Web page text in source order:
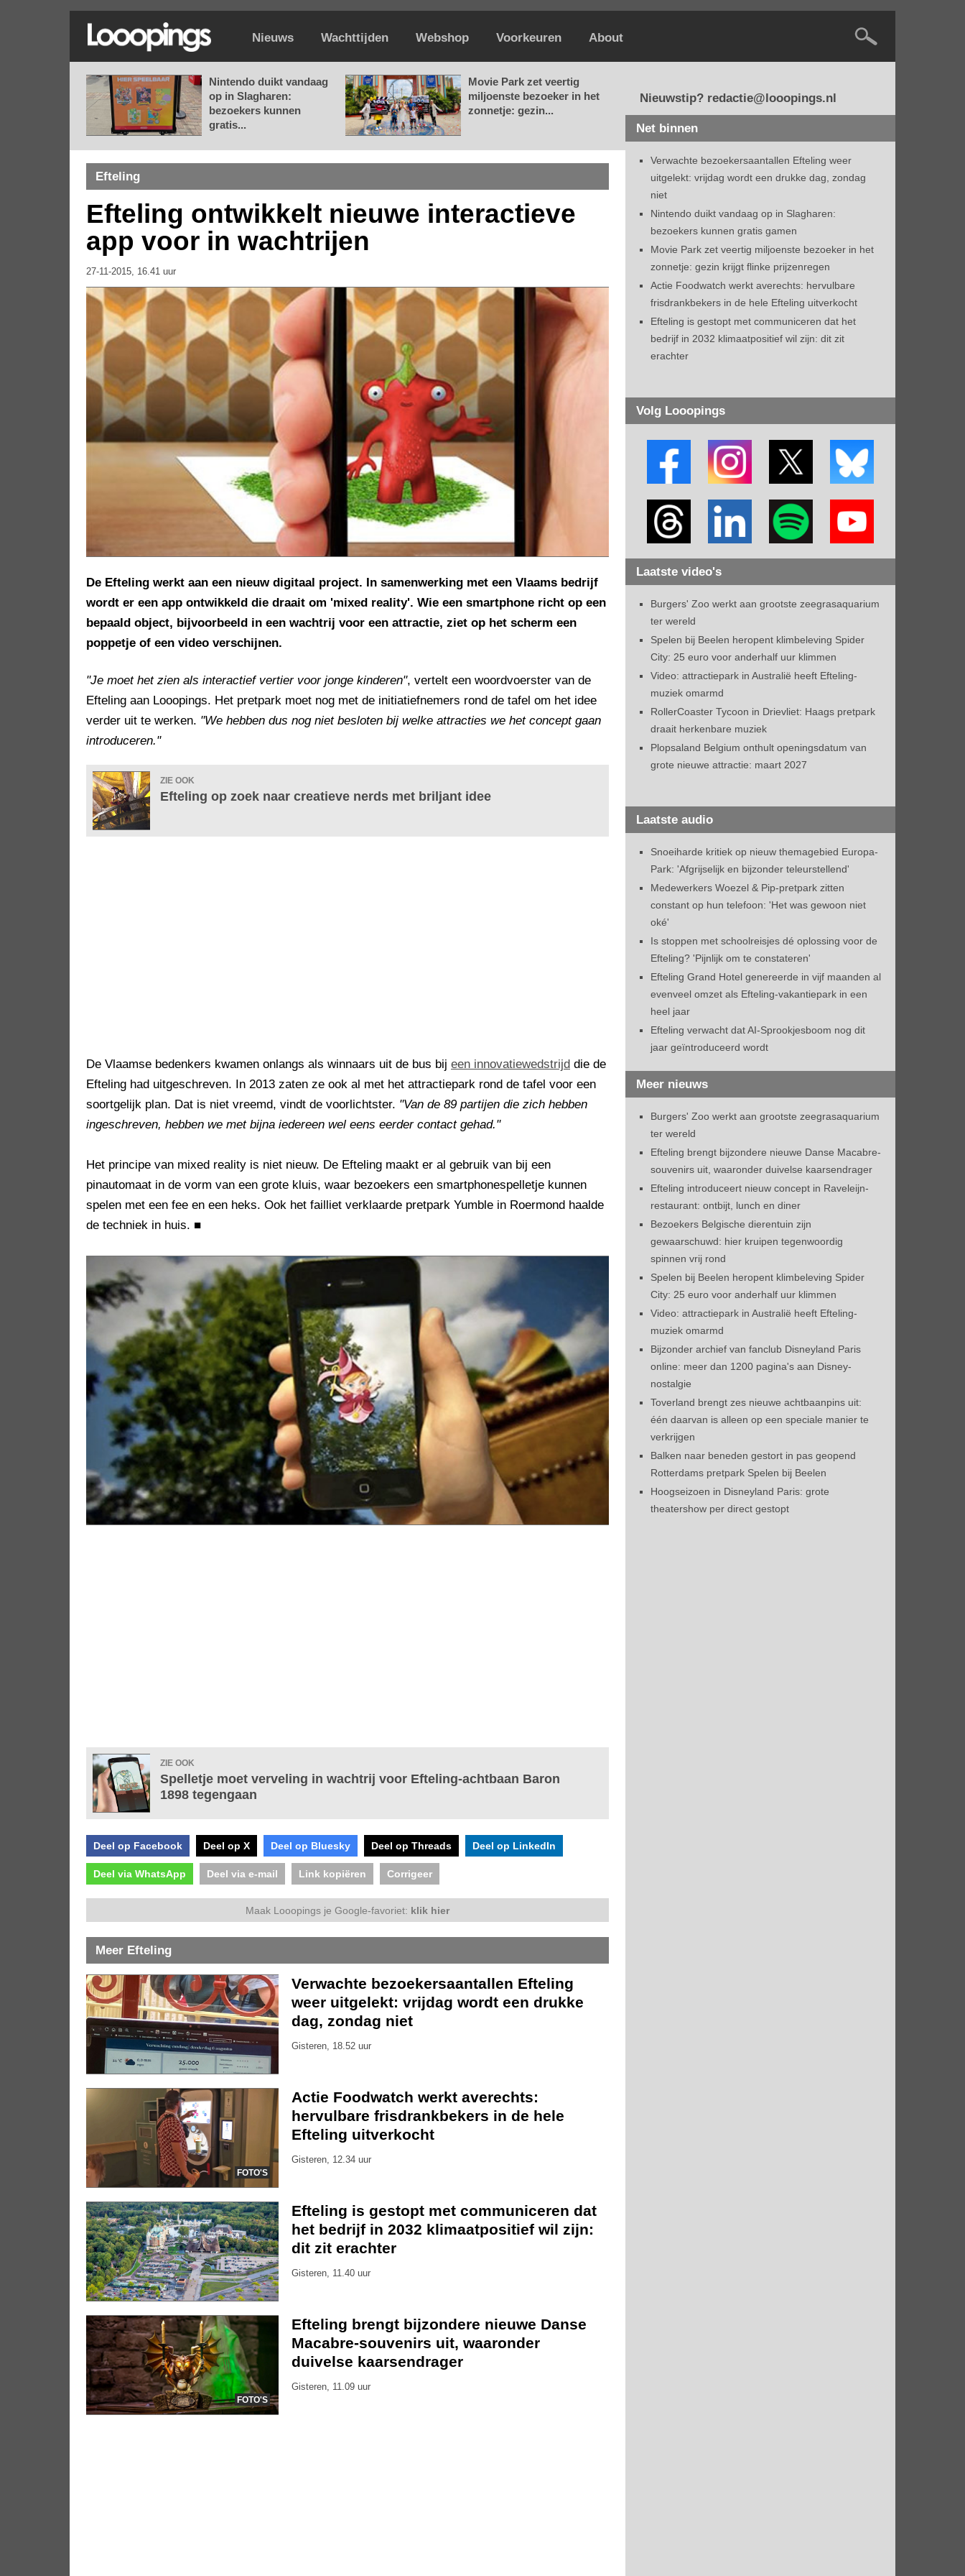
Nieuws Wachttijden Webshop Voorkeuren About
Nintendo duikt vandaag
op in Slagharen:
bezoekers kunnen
gratis...
Movie Park zet veertig
miljoenste bezoeker in het
zonnetje: gezin...
Efteling
Efteling ontwikkelt nieuwe interactieve
app voor in wachtrijen
27-11-2015, 16.41 uur
De Efteling werkt aan een nieuw digitaal project. In samenwerking met een Vlaams bedrijf
wordt er een app ontwikkeld die draait om 'mixed reality'. Wie een smartphone richt op een
bepaald object, bijvoorbeeld in een wachtrij voor een attractie, ziet op het scherm een
poppetje of een video verschijnen.
"Je moet het zien als interactief vertier voor jonge kinderen", vertelt een woordvoerster van de
Efteling aan Looopings. Het pretpark moet nog met de initiatiefnemers rond de tafel om het idee
verder uit te werken. "We hebben dus nog niet besloten bij welke attracties we het concept gaan
introduceren."
ZIE OOK
Efteling op zoek naar creatieve nerds met briljant idee
De Vlaamse bedenkers kwamen onlangs als winnaars uit de bus bij een innovatiewedstrijd die de
Efteling had uitgeschreven. In 2013 zaten ze ook al met het attractiepark rond de tafel voor een
soortgelijk plan. Dat is niet vreemd, vindt de voorlichtster. "Van de 89 partijen die zich hebben
ingeschreven, hebben we met bijna iedereen wel eens eerder contact gehad."
Het principe van mixed reality is niet nieuw. De Efteling maakt er al gebruik van bij een
pinautomaat in de vorm van een grote kluis, waar bezoekers een smartphonespelletje kunnen
spelen met een fee en een heks. Ook het failliet verklaarde pretpark Yumble in Roermond haalde
de techniek in huis. ■
ZIE OOK
Spelletje moet verveling in wachtrij voor Efteling-achtbaan Baron
1898 tegengaan
Deel op Facebook Deel op X Deel op Bluesky Deel op Threads Deel op LinkedIn
Deel via WhatsApp Deel via e-mail Link kopiëren Corrigeer
Maak Looopings je Google-favoriet: klik hier
Meer Efteling
Verwachte bezoekersaantallen Efteling
weer uitgelekt: vrijdag wordt een drukke
dag, zondag niet
Gisteren, 18.52 uur
FOTO'S
Actie Foodwatch werkt averechts:
hervulbare frisdrankbekers in de hele
Efteling uitverkocht
Gisteren, 12.34 uur
Efteling is gestopt met communiceren dat
het bedrijf in 2032 klimaatpositief wil zijn:
dit zit erachter
Gisteren, 11.40 uur
FOTO'S
Efteling brengt bijzondere nieuwe Danse
Macabre-souvenirs uit, waaronder
duivelse kaarsendrager
Gisteren, 11.09 uur
Nieuwstip? redactie@looopings.nl
Net binnen
Verwachte bezoekersaantallen Efteling weer
uitgelekt: vrijdag wordt een drukke dag, zondag
niet
Nintendo duikt vandaag op in Slagharen:
bezoekers kunnen gratis gamen
Movie Park zet veertig miljoenste bezoeker in het
zonnetje: gezin krijgt flinke prijzenregen
Actie Foodwatch werkt averechts: hervulbare
frisdrankbekers in de hele Efteling uitverkocht
Efteling is gestopt met communiceren dat het
bedrijf in 2032 klimaatpositief wil zijn: dit zit
erachter
Volg Looopings
Laatste video's
Burgers' Zoo werkt aan grootste zeegrasaquarium
ter wereld
Spelen bij Beelen heropent klimbeleving Spider
City: 25 euro voor anderhalf uur klimmen
Video: attractiepark in Australië heeft Efteling-
muziek omarmd
RollerCoaster Tycoon in Drievliet: Haags pretpark
draait herkenbare muziek
Plopsaland Belgium onthult openingsdatum van
grote nieuwe attractie: maart 2027
Laatste audio
Snoeiharde kritiek op nieuw themagebied Europa-
Park: 'Afgrijselijk en bijzonder teleurstellend'
Medewerkers Woezel & Pip-pretpark zitten
constant op hun telefoon: 'Het was gewoon niet
oké'
Is stoppen met schoolreisjes dé oplossing voor de
Efteling? 'Pijnlijk om te constateren'
Efteling Grand Hotel genereerde in vijf maanden al
evenveel omzet als Efteling-vakantiepark in een
heel jaar
Efteling verwacht dat AI-Sprookjesboom nog dit
jaar geïntroduceerd wordt
Meer nieuws
Burgers' Zoo werkt aan grootste zeegrasaquarium
ter wereld
Efteling brengt bijzondere nieuwe Danse Macabre-
souvenirs uit, waaronder duivelse kaarsendrager
Efteling introduceert nieuw concept in Raveleijn-
restaurant: ontbijt, lunch en diner
Bezoekers Belgische dierentuin zijn
gewaarschuwd: hier kruipen tegenwoordig
spinnen vrij rond
Spelen bij Beelen heropent klimbeleving Spider
City: 25 euro voor anderhalf uur klimmen
Video: attractiepark in Australië heeft Efteling-
muziek omarmd
Bijzonder archief van fanclub Disneyland Paris
online: meer dan 1200 pagina's aan Disney-
nostalgie
Toverland brengt zes nieuwe achtbaanpins uit:
één daarvan is alleen op een speciale manier te
verkrijgen
Balken naar beneden gestort in pas geopend
Rotterdams pretpark Spelen bij Beelen
Hoogseizoen in Disneyland Paris: grote
theatershow per direct gestopt